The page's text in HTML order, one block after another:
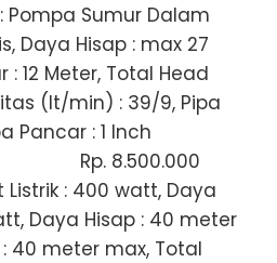
Pompa Sumur Dalam
Daya Hisap : max 27
: 12 Meter, Total Head
(lt/min) : 39/9, Pipa
Pancar : 1 Inch
Rp. 8.500.000
Listrik : 400 watt, Daya
Daya Hisap : 40 meter
40 meter max, Total